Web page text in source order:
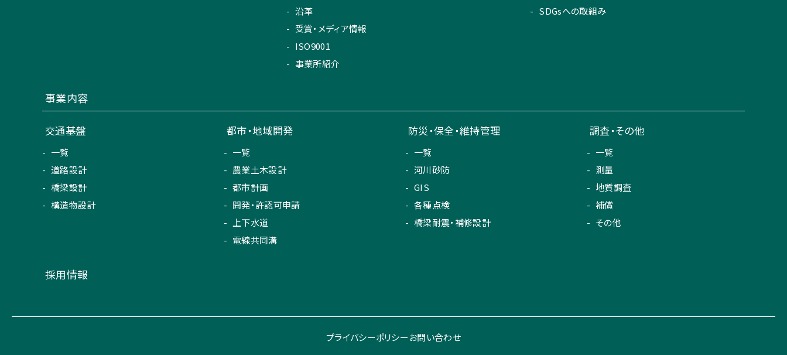
沿革
受賞・メディア情報
ISO9001
事業所紹介
SDGsへの取組み
事業内容
交通基盤
一覧
道路設計
橋梁設計
構造物設計
都市・地域開発
一覧
農業土木設計
都市計画
開発・許認可申請
上下水道
電線共同溝
防災・保全・維持管理
一覧
河川砂防
GIS
各種点検
橋梁耐震・補修設計
調査・その他
一覧
測量
地質調査
補償
その他
採用情報
プライバシーポリシーお問い合わせ